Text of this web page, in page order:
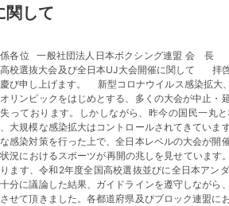
関して
各位 一般社団法人日本ボクシング連盟 会
校選抜大会及び全日本UJ大会開催に関して 拝
び申し上げます。 新型コロナウイルス感染拡大
リンピックをはじめとする、多くの大会が中止・
っております。しかしながら、昨今の国民一丸
大規模な感染拡大はコントロールされてきていま
感染対策を行った上で、全日本レベルの大会が開
況におけるスポーツが再開の兆しを見せていま
ます、令和2年度全国高校選抜並びに全日本アン
分に議論した結果、ガイドラインを遵守しながら
せて頂きました。各都道府県及びブロック連盟に